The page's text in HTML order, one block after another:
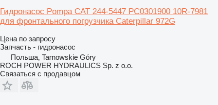
Гидронасос Pompa CAT 244-5447 PC0301900 10R-7981
для фронтального погрузчика Caterpillar 972G
Цена по запросу
Запчасть - гидронасос
Польша, Tarnowskie Góry
ROCH POWER HYDRAULICS Sp. z o.o.
Связаться с продавцом